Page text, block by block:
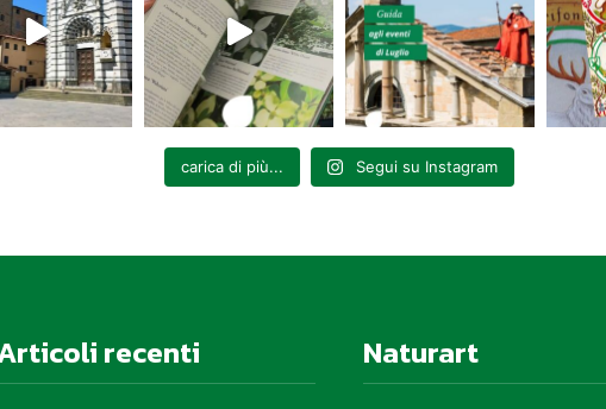
carica di più... Segui su Instagram
recenti Naturart